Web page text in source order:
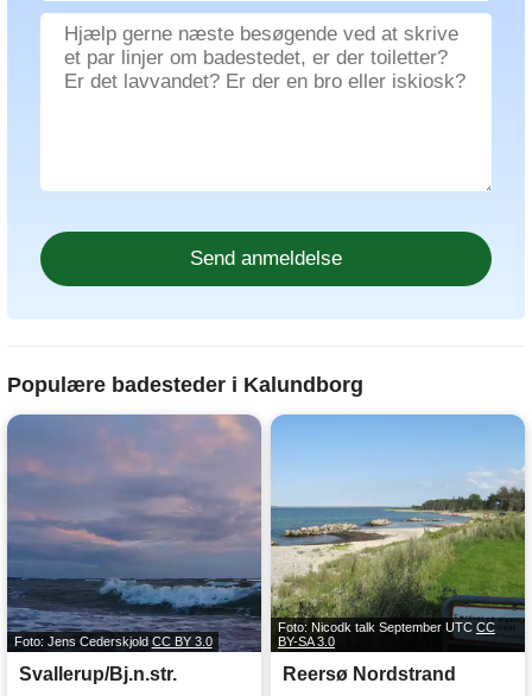
Populære badesteder i Kalundborg
Foto: Jens Cederskjold CC BY 3.0
Svallerup/Bj.n.str.
Foto: Nicodk talk September UTC CC
BY-SA 3.0
Reersø Nordstrand